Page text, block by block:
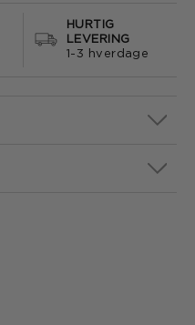
HURTIG
LEVERING
1-3 hverdage